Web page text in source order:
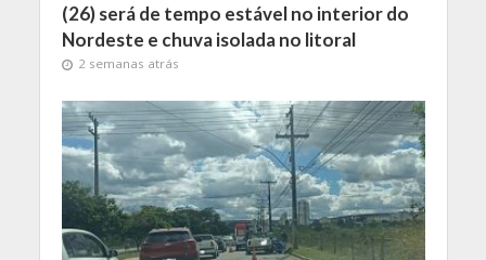
(26) será de tempo estável no interior do
Nordeste e chuva isolada no litoral
2 semanas atrás